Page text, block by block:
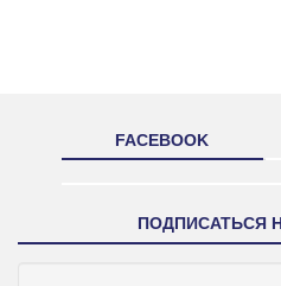
FACEBOOK
ПОДПИСАТЬСЯ